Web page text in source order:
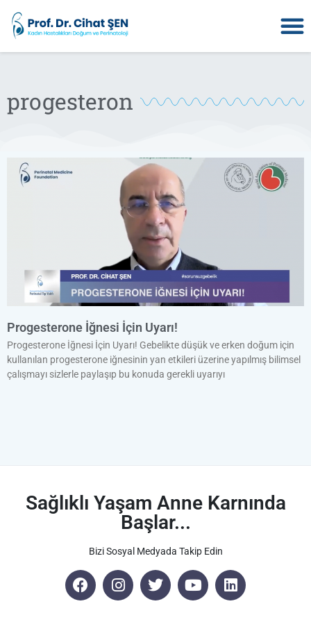
progesteron
Progesterone İğnesi İçin Uyarı!
Progesterone İğnesi İçin Uyarı! Gebelikte düşük ve erken doğum için
kullanılan progesterone iğnesinin yan etkileri üzerine yapılmış bilimsel
çalışmayı sizlerle paylaşıp bu konuda gerekli uyarıyı
Sağlıklı Yaşam Anne Karnında
Başlar...
Bizi Sosyal Medyada Takip Edin